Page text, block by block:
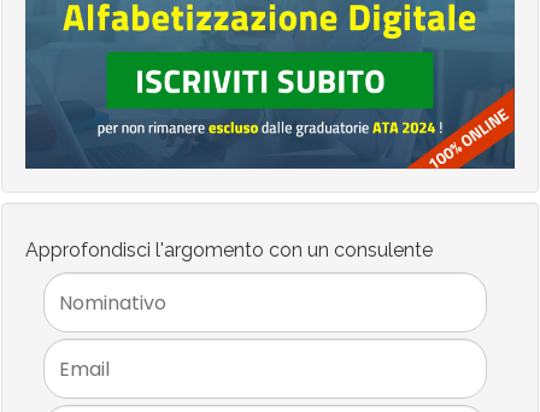
Approfondisci l'argomento con un consulente